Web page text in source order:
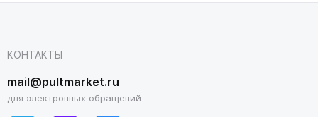
КОНТАКТЫ
mail@pultmarket.ru
для электронных обращений